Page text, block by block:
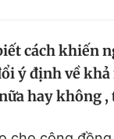
cách khiến
ý định về khả
hay không ,